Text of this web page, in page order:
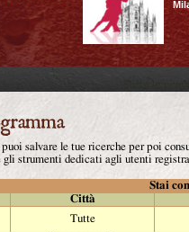
salvare le tue ricerche per poi
gli strumenti dedicati agli utenti
Stai
Città
Tutte